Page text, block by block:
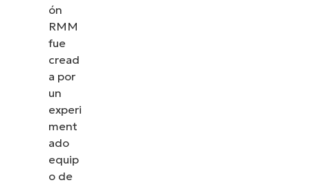
ón
RMM
fue
cread
a por
un
experi
ment
ado
equip
o de